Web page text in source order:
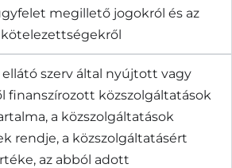
megillető jogokról és az
ellátó szerv által nyújtott vagy
finanszírozott közszolgáltatások
a közszolgáltatások
rendje, a közszolgáltatásért
az abból adott